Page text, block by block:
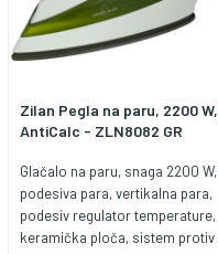
Zilan Pegla na paru, 2200 W,
AntiCalc - ZLN8082 GR
Glačalo na paru, snaga 2200 W,
podesiva para, vertikalna para,
podesiv regulator temperature,
keramička ploča, sistem protiv